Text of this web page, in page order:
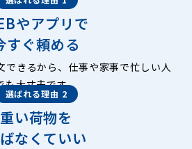
やアプリで
すぐ頼める
できるから、仕事や家事で忙しい人
も大丈夫です。
選ばれる理由 2
重い荷物を
なくていい